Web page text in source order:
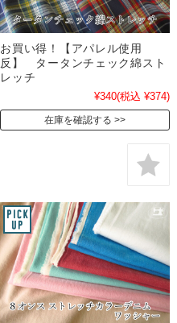
お買い得！【アパレル使用
反】 タータンチェック綿スト
レッチ
¥340(税込 ¥374)
在庫を確認する